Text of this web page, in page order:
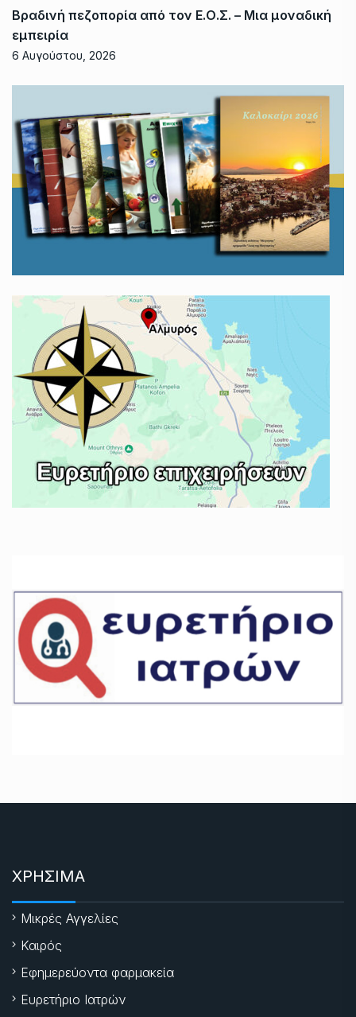
Βραδινή πεζοπορία από τον Ε.Ο.Σ. – Μια μοναδική
εμπειρία
6 Αυγούστου, 2026
ΧΡΗΣΙΜΑ
Μικρές Αγγελίες
Καιρός
Εφημερεύοντα φαρμακεία
Ευρετήριο Ιατρών